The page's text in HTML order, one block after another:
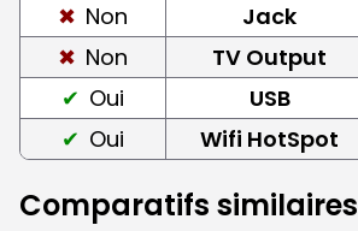
Non
Jack
Non
TV Output
Oui
USB
Oui
Wifi HotSpot
Comparatifs similaires